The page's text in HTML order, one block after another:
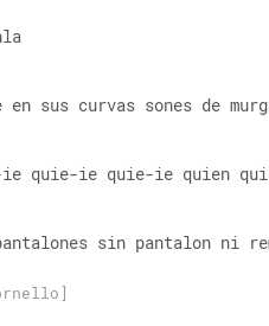
en sus curvas sones de
ie quie-ie quie-ie quien
sin pantalon ni